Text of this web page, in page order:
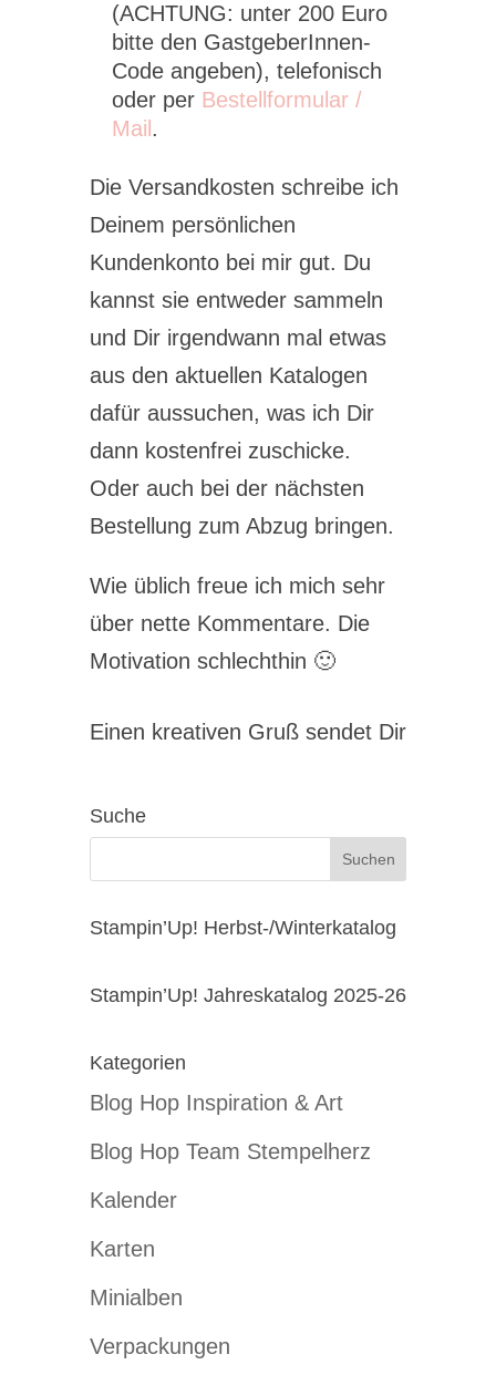
(ACHTUNG: unter 200 Euro
bitte den GastgeberInnen-
Code angeben), telefonisch
oder per Bestellformular /
Mail .
Die Versandkosten schreibe ich
Deinem persönlichen
Kundenkonto bei mir gut. Du
kannst sie entweder sammeln
und Dir irgendwann mal etwas
aus den aktuellen Katalogen
dafür aussuchen, was ich Dir
dann kostenfrei zuschicke.
Oder auch bei der nächsten
Bestellung zum Abzug bringen.
Wie üblich freue ich mich sehr
über nette Kommentare. Die
Motivation schlechthin 🙂
Einen kreativen Gruß sendet Dir
Suche
Stampin’Up! Herbst-/Winterkatalog
Stampin’Up! Jahreskatalog 2025-26
Kategorien
Blog Hop Inspiration & Art
Blog Hop Team Stempelherz
Kalender
Karten
Minialben
Verpackungen